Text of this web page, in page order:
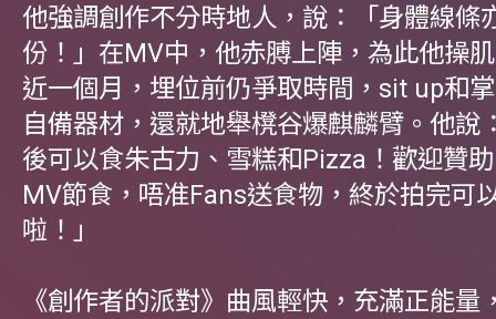
他強調創作不分時地人，說：「身體線條
份！」在MV中，他赤膊上陣，為此他操
近一個月，埋位前仍爭取時間，sit up和
自備器材，還就地舉櫈谷爆麒麟臂。他說
後可以食朱古力、雪糕和Pizza！歡迎贊
MV節食，唔准Fans送食物，終於拍完可
啦！」
《創作者的派對》曲風輕快，充滿正能量